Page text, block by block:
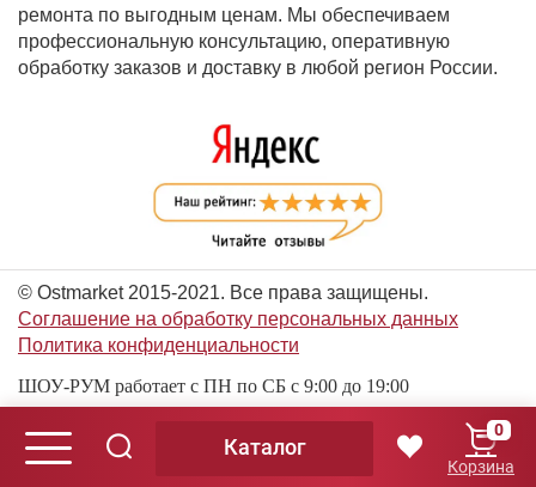
ремонта по выгодным ценам. Мы обеспечиваем
профессиональную консультацию, оперативную
обработку заказов и доставку в любой регион России.
© Ostmarket 2015-2021. Все права защищены.
Соглашение на обработку персональных данных
Политика конфиденциальности
ШОУ-РУМ работает с ПН по СБ с 9:00 до 19:00
© Ostmarket 2015-2026. Все права защищены.
Каталог
0
Корзина